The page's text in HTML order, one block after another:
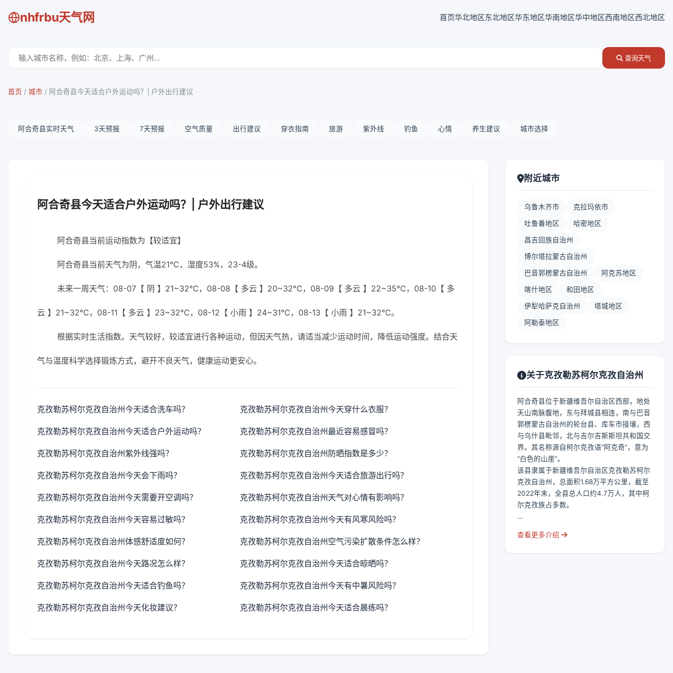
nhfrbu天气网 首页华北地区东北地区华东地区华南地区华中地区西南地区西北地区
查询天气
首页 / 城市 / 阿合奇县今天适合户外运动吗？| 户外出行建议
阿合奇县实时天气 3天预报 7天预报 空气质量 出行建议 穿衣指南 旅游 紫外线 钓鱼 心情 养生建议 城市选择
阿合奇县今天适合户外运动吗？| 户外出行建议
阿合奇县当前运动指数为【较适宜】
阿合奇县当前天气为阴，气温21℃，湿度53%，23-4级。
未来一周天气：08-07【 阴 】21~32℃，08-08【 多云 】20~32℃，08-09【 多云 】22~35℃，08-10【 多
云 】21~32℃，08-11【 多云 】23~32℃，08-12【 小雨 】24~31℃，08-13【 小雨 】21~32℃。
根据实时生活指数。天气较好，较适宜进行各种运动，但因天气热，请适当减少运动时间，降低运动强度。结合天
气与温度科学选择锻炼方式，避开不良天气，健康运动更安心。
克孜勒苏柯尔克孜自治州今天适合洗车吗？ 克孜勒苏柯尔克孜自治州今天穿什么衣服？
克孜勒苏柯尔克孜自治州今天适合户外运动吗？ 克孜勒苏柯尔克孜自治州最近容易感冒吗？
克孜勒苏柯尔克孜自治州紫外线强吗？ 克孜勒苏柯尔克孜自治州防晒指数是多少？
克孜勒苏柯尔克孜自治州今天会下雨吗？ 克孜勒苏柯尔克孜自治州今天适合旅游出行吗？
克孜勒苏柯尔克孜自治州今天需要开空调吗？ 克孜勒苏柯尔克孜自治州天气对心情有影响吗？
克孜勒苏柯尔克孜自治州今天容易过敏吗？ 克孜勒苏柯尔克孜自治州今天有风寒风险吗？
克孜勒苏柯尔克孜自治州体感舒适度如何？ 克孜勒苏柯尔克孜自治州空气污染扩散条件怎么样？
克孜勒苏柯尔克孜自治州今天路况怎么样？ 克孜勒苏柯尔克孜自治州今天适合晾晒吗？
克孜勒苏柯尔克孜自治州今天适合钓鱼吗？ 克孜勒苏柯尔克孜自治州今天有中暑风险吗？
克孜勒苏柯尔克孜自治州今天化妆建议？ 克孜勒苏柯尔克孜自治州今天适合晨练吗？
附近城市
乌鲁木齐市 克拉玛依市
吐鲁番地区 哈密地区
昌吉回族自治州
博尔塔拉蒙古自治州
巴音郭楞蒙古自治州 阿克苏地区
喀什地区 和田地区
伊犁哈萨克自治州 塔城地区
阿勒泰地区
关于克孜勒苏柯尔克孜自治州
阿合奇县位于新疆维吾尔自治区西部，地处
天山南脉腹地，东与拜城县相连，南与巴音
郭楞蒙古自治州的轮台县、库车市接壤，西
与乌什县毗邻，北与吉尔吉斯斯坦共和国交
界。其名称源自柯尔克孜语“阿克奇”，意为
“白色的山崖”。
该县隶属于新疆维吾尔自治区克孜勒苏柯尔
克孜自治州，总面积1.68万平方公里，截至
2022年末，全县总人口约4.7万人，其中柯
尔克孜族占多数。
...
查看更多介绍